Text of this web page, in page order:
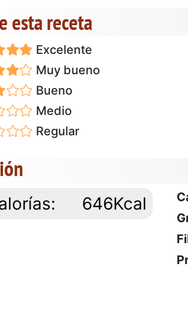
esta receta
Excelente
Muy bueno
Bueno
Medio
Regular
646Kcal